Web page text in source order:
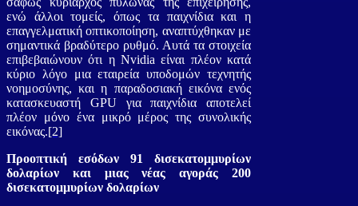
ενώ άλλοι τομείς, όπως τα παιχνίδια και η
επαγγελματική οπτικοποίηση, αναπτύχθηκαν με
σημαντικά βραδύτερο ρυθμό. Αυτά τα στοιχεία
επιβεβαιώνουν ότι η Nvidia είναι πλέον κατά
κύριο λόγο μια εταιρεία υποδομών τεχνητής
νοημοσύνης, και η παραδοσιακή εικόνα ενός
κατασκευαστή GPU για παιχνίδια αποτελεί
πλέον μόνο ένα μικρό μέρος της συνολικής
εικόνας.[2]
Προοπτική εσόδων 91 δισεκατομμυρίων
δολαρίων και μιας νέας αγοράς 200
δισεκατομμυρίων δολαρίων